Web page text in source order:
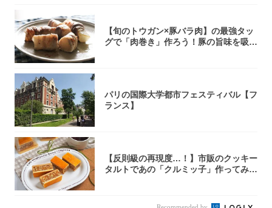
【旬のトウガン×豚バラ肉】の最強タッ
グで「肉巻き」作ろう！豚の旨味を吸い
パリの国際大学都市フェスティバル【フ
ランス】
【反則級の再現度…！】市販のクッキー
タルトであの「クルミッ子」作ってみ